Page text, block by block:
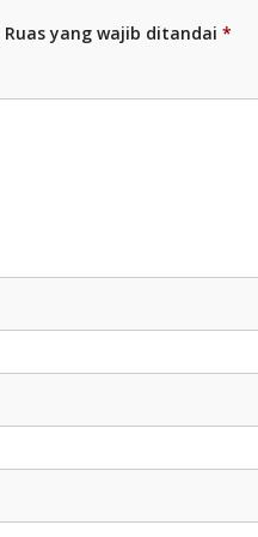
Ruas yang wajib ditandai *